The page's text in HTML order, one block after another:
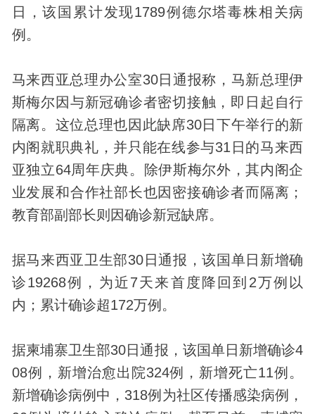
日，该国累计发现1789例德尔塔毒株相关病
例。
马来西亚总理办公室30日通报称，马新总理伊
斯梅尔因与新冠确诊者密切接触，即日起自行
隔离。这位总理也因此缺席30日下午举行的新
内阁就职典礼，并只能在线参与31日的马来西
亚独立64周年庆典。除伊斯梅尔外，其内阁企
业发展和合作社部长也因密接确诊者而隔离；
教育部副部长则因确诊新冠缺席。
据马来西亚卫生部30日通报，该国单日新增确
诊19268例，为近7天来首度降回到2万例以
内；累计确诊超172万例。
据柬埔寨卫生部30日通报，该国单日新增确诊4
08例，新增治愈出院324例，新增死亡11例。
新增确诊病例中，318例为社区传播感染病例，